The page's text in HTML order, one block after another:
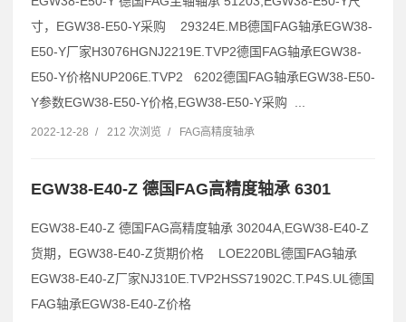
寸，EGW38-E50-Y采购 29324E.MB德国FAG轴承EGW38-
E50-Y厂家H3076HGNJ2219E.TVP2德国FAG轴承EGW38-
E50-Y价格NUP206E.TVP2 6202德国FAG轴承EGW38-E50-
Y参数EGW38-E50-Y价格,EGW38-E50-Y采购 ...
2022-12-28 / 212 次浏览 / FAG高精度轴承
EGW38-E40-Z 德国FAG高精度轴承 6301
EGW38-E40-Z 德国FAG高精度轴承 30204A,EGW38-E40-Z
货期，EGW38-E40-Z货期价格 LOE220BL德国FAG轴承
EGW38-E40-Z厂家NJ310E.TVP2HSS71902C.T.P4S.UL德国
FAG轴承EGW38-E40-Z价格